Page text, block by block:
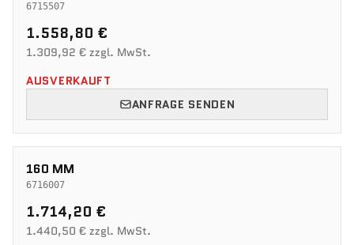
6715507
1.558,80 €
1.309,92 € zzgl. MwSt.
AUSVERKAUFT
ANFRAGE SENDEN
160 MM
6716007
1.714,20 €
1.440,50 € zzgl. MwSt.